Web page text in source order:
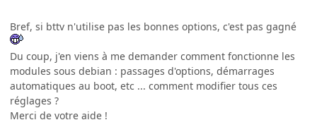
Bref, si bttv n'utilise pas les bonnes options, c'est pas gagné
Du coup, j'en viens à me demander comment fonctionne les
modules sous debian : passages d'options, démarrages
automatiques au boot, etc ... comment modifier tous ces
réglages ?
Merci de votre aide !